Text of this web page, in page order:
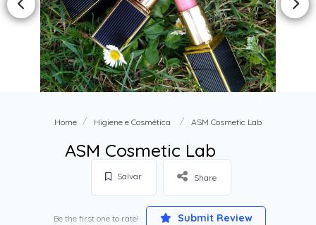
Home Higiene e Cosmética ASM Cosmetic Lab
ASM Cosmetic Lab
Salvar Share
Be the first one to rate! Submit Review